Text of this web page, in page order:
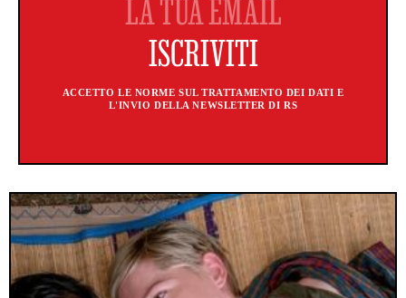
ACCETTO LE NORME SUL TRATTAMENTO DEI DATI E
L'INVIO DELLA NEWSLETTER DI RS